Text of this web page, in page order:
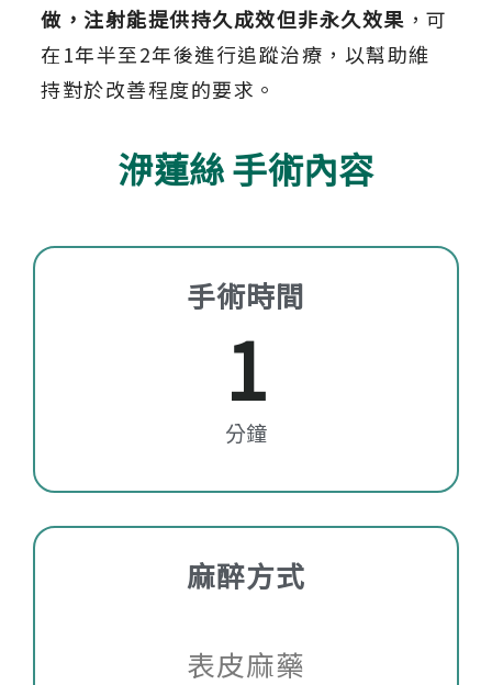
做，注射能提供持久成效但非永久效果 ，可
在1年半至2年後進行追蹤治療，以幫助維
持對於改善程度的要求。
洢蓮絲 手術內容
手術時間
1
分鐘
麻醉方式
表皮麻藥